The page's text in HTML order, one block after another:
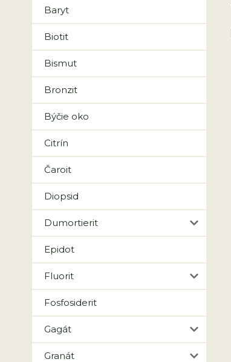
Baryt
Biotit
Bismut
Bronzit
Býčie oko
Citrín
Čaroit
Diopsid
Dumortierit
Epidot
Fluorit
Fosfosiderit
Gagát
Granát